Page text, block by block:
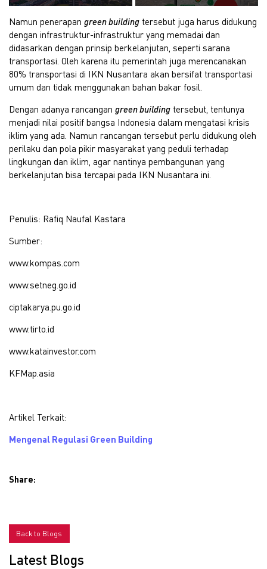
Namun penerapan green building tersebut juga harus didukung
dengan infrastruktur-infrastruktur yang memadai dan
didasarkan dengan prinsip berkelanjutan, seperti sarana
transportasi. Oleh karena itu pemerintah juga merencanakan
80% transportasi di IKN Nusantara akan bersifat transportasi
umum dan tidak menggunakan bahan bakar fosil.
Dengan adanya rancangan green building tersebut, tentunya
menjadi nilai positif bangsa Indonesia dalam mengatasi krisis
iklim yang ada. Namun rancangan tersebut perlu didukung oleh
perilaku dan pola pikir masyarakat yang peduli terhadap
lingkungan dan iklim, agar nantinya pembangunan yang
berkelanjutan bisa tercapai pada IKN Nusantara ini.
Penulis: Rafiq Naufal Kastara
Sumber:
www.kompas.com
www.setneg.go.id
ciptakarya.pu.go.id
www.tirto.id
www.katainvestor.com
KFMap.asia
Artikel Terkait:
Mengenal Regulasi Green Building
Share:
Back to Blogs
Latest Blogs